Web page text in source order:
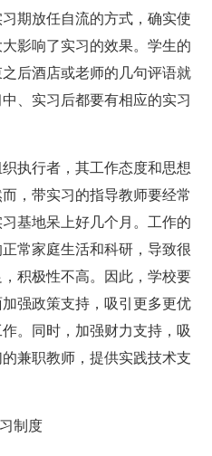
期放任自流的方式，确实使
影响了实习的效果。学生的
后酒店或老师的几句评语就
、实习后都要有相应的实习
执行者，其工作态度和思想
，带实习的指导教师要经常
基地呆上好几个月。工作的
常家庭生活和科研，导致很
积极性不高。因此，学校要
强政策支持，吸引更多更优
。同时，加强财力支持，吸
兼职教师，提供实践技术支
制度